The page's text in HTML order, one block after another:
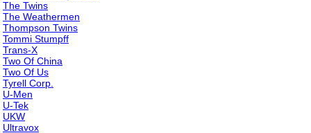
The Twins
The Weathermen
Thompson Twins
Tommi Stumpff
Trans-X
Two Of China
Two Of Us
Tyrell Corp.
U-Men
U-Tek
UKW
Ultravox